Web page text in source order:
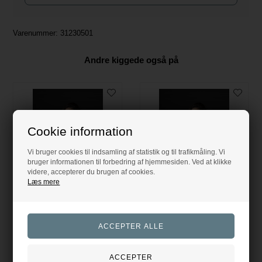
Cookie information
Vi bruger cookies til indsamling af statistik og til trafikmåling. Vi
bruger informationen til forbedring af hjemmesiden. Ved at klikke
videre, accepterer du brugen af cookies.
Læs mere
Varenummer: 31230501
Andre kiggede også på
Catago Catago
799,00